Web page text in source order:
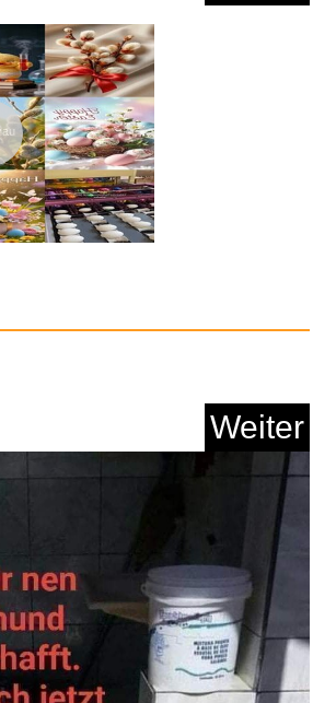
Schuhsöckchen...
the Hits 2012...
Anzeige
Weiter